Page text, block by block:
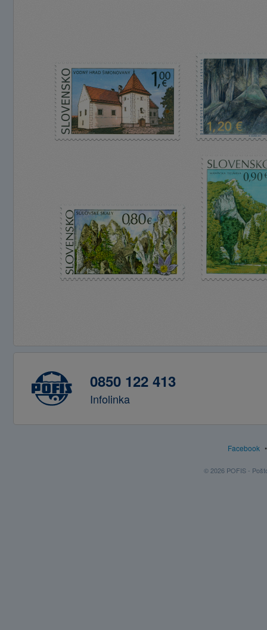
0850 122 413
Infolinka
Facebook
© 2026 POFIS -